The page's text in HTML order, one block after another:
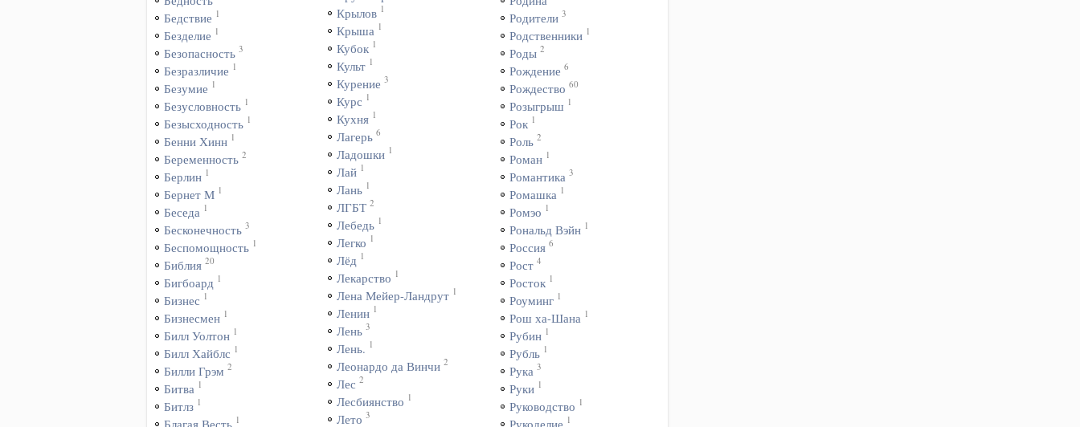
Бедствие 1
Безделие 1
Безопасность 3
Безразличие 1
Безумие 1
Безусловность 1
Безысходность 1
Бенни Хинн 1
Беременность 2
Берлин 1
Бернет М 1
Беседа 1
Бесконечность 3
Беспомощность 1
Библия 20
Бигбоард 1
Бизнес 1
Бизнесмен 1
Билл Уолтон 1
Билл Хайблс 1
Билли Грэм 2
Битва 1
Битлз 1
1
Крылов 1
Крыша 1
Кубок 1
Культ 1
Курение 3
Курс 1
Кухня 1
Лагерь 6
Ладошки 1
Лай 1
Лань 1
ЛГБТ 2
Лебедь 1
Легко 1
Лёд 1
Лекарство 1
Лена Мейер-Ландрут 1
Ленин 1
Лень 3
Лень. 1
Леонардо да Винчи 2
Лес 2
Лесбиянство 1
Лето 3
Родители 3
Родственники 1
Роды 2
Рождение 6
Рождество 60
Розыгрыш 1
Рок 1
Роль 2
Роман 1
Романтика 3
Ромашка 1
Ромэо 1
Рональд Вэйн 1
Россия 6
Рост 4
Росток 1
Роуминг 1
Рош ха-Шана 1
Рубин 1
Рубль 1
Рука 3
Руки 1
Руководство 1
1